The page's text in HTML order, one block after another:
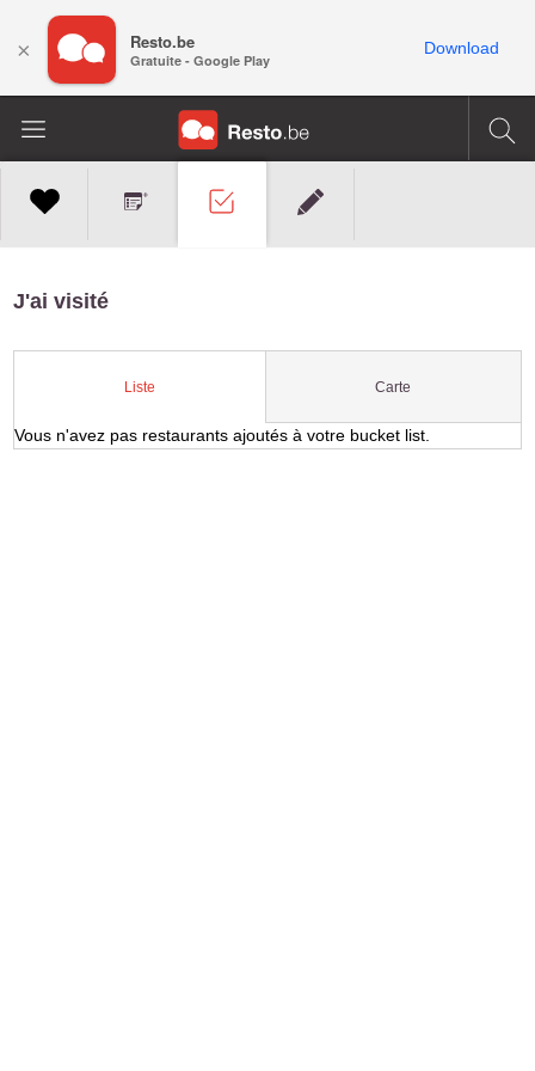
J'ai visité
Liste Carte
Vous n'avez pas restaurants ajoutés à votre bucket list.
× Resto.be
Gratuite - Google Play
Download